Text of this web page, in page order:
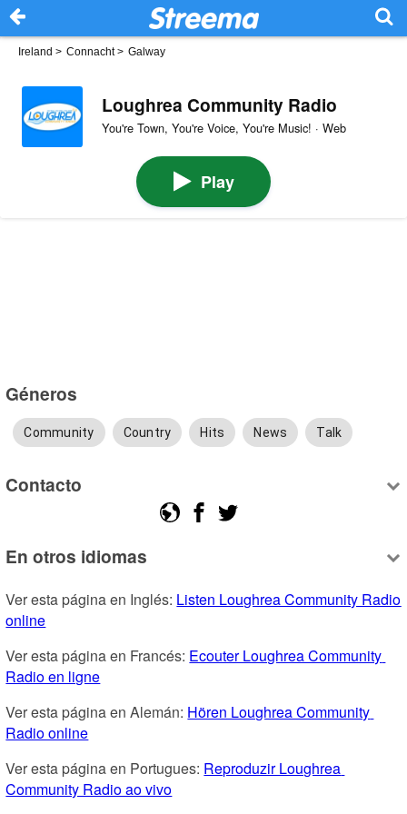
Ireland > Connacht> Galway
Loughrea Community Radio
You're Town, You're Voice, You're Music! · Web
Play
Géneros
Community Country Hits News Talk
Contacto
En otros idiomas
Ver esta página en Inglés: Listen Loughrea Community Radio
online
Ver esta página en Francés: Ecouter Loughrea Community
Radio en ligne
Ver esta página en Alemán: Hören Loughrea Community
Radio online
Ver esta página en Portugues: Reproduzir Loughrea
Community Radio ao vivo